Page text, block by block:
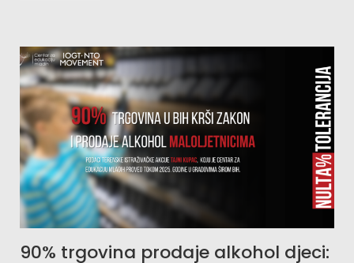
90% trgovina prodaje alkohol djeci: